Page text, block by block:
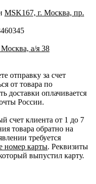
MSK167, г. Москва, пр.
Москва, а/я 38
отправку за счет
от товара по
доставки оплачивается
России.
счет клиента от 1 до 7
товара обратно на
требуется
номер карты. Реквизиты
выпустил карту.